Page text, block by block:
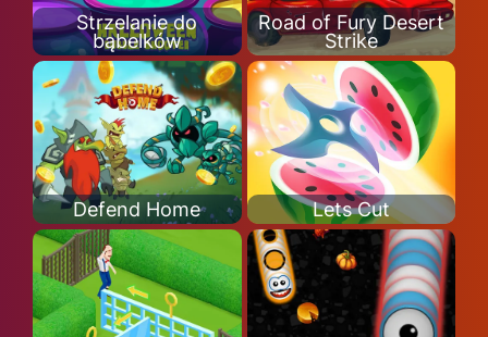
Strzelanie do
bąbelków
Road of Fury Desert
Strike
Defend Home Lets Cut